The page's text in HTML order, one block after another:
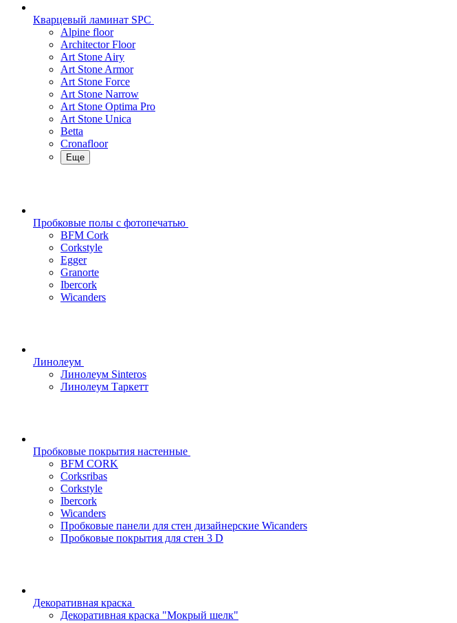
Кварцевый ламинат SPC
Alpine floor
Architector Floor
Art Stone Airy
Art Stone Armor
Art Stone Force
Art Stone Narrow
Art Stone Optima Pro
Art Stone Unica
Betta
Cronafloor
Еще
Пробковые полы с фотопечатью
BFM Cork
Corkstyle
Egger
Granorte
Ibercork
Wicanders
Линолеум
Линолеум Sinteros
Линолеум Таркетт
Пробковые покрытия настенные
BFM CORK
Corksribas
Corkstyle
Ibercork
Wicanders
Пробковые панели для стен дизайнерские Wicanders
Пробковые покрытия для стен 3 D
Декоративная краска
Декоративная краска "Мокрый шелк"